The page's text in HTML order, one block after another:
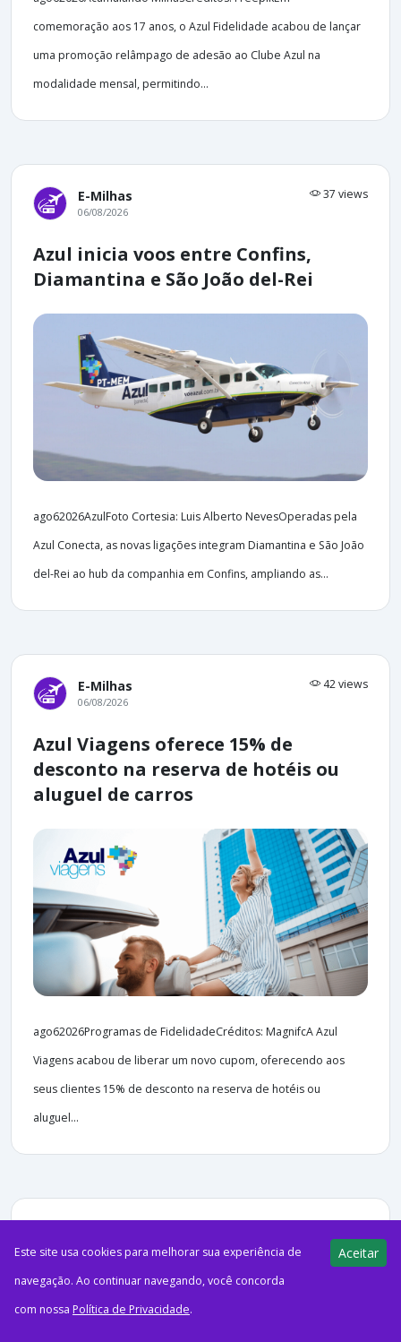
comemoração aos 17 anos, o Azul Fidelidade acabou de lançar
uma promoção relâmpago de adesão ao Clube Azul na
modalidade mensal, permitindo...
E-Milhas 37 views
06/08/2026
Azul inicia voos entre Confins,
Diamantina e São João del-Rei
ago62026AzulFoto Cortesia: Luis Alberto NevesOperadas pela
Azul Conecta, as novas ligações integram Diamantina e São João
del-Rei ao hub da companhia em Confins, ampliando as...
E-Milhas 42 views
06/08/2026
Azul Viagens oferece 15% de
desconto na reserva de hotéis ou
aluguel de carros
ago62026Programas de FidelidadeCréditos: MagnifcA Azul
Viagens acabou de liberar um novo cupom, oferecendo aos
seus clientes 15% de desconto na reserva de hotéis ou
aluguel...
06/08/2026
Até 40 mil pontos bônus na
assinatura do Clube Esfera
Este site usa cookies para melhorar sua experiência de
navegação. Ao continuar navegando, você concorda
com nossa Política de Privacidade.
Aceitar